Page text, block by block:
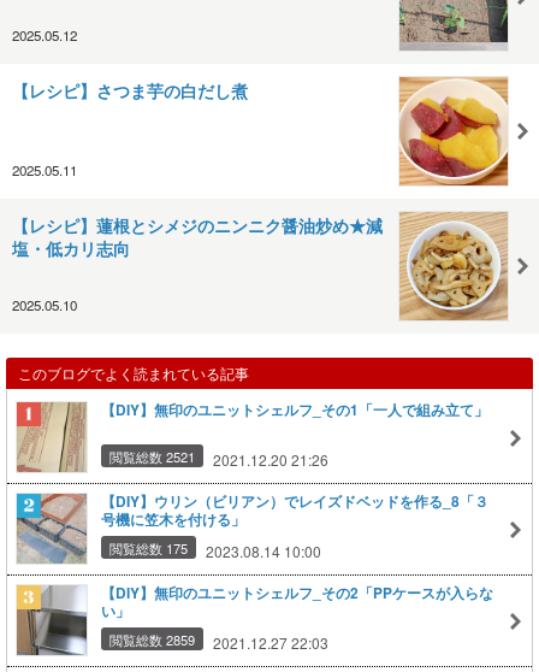
2025.05.12
【レシピ】さつま芋の白だし煮
2025.05.11
【レシピ】蓮根とシメジのニンニク醤油炒め★減
塩・低カリ志向
2025.05.10
このブログでよく読まれている記事
【DIY】無印のユニットシェルフ_その1「一人で組み立て」
閲覧総数 2521 2021.12.20 21:26
【DIY】ウリン（ビリアン）でレイズドベッドを作る_8「３
号機に笠木を付ける」
閲覧総数 175 2023.08.14 10:00
【DIY】無印のユニットシェルフ_その2「PPケースが入らな
い」
閲覧総数 2859 2021.12.27 22:03